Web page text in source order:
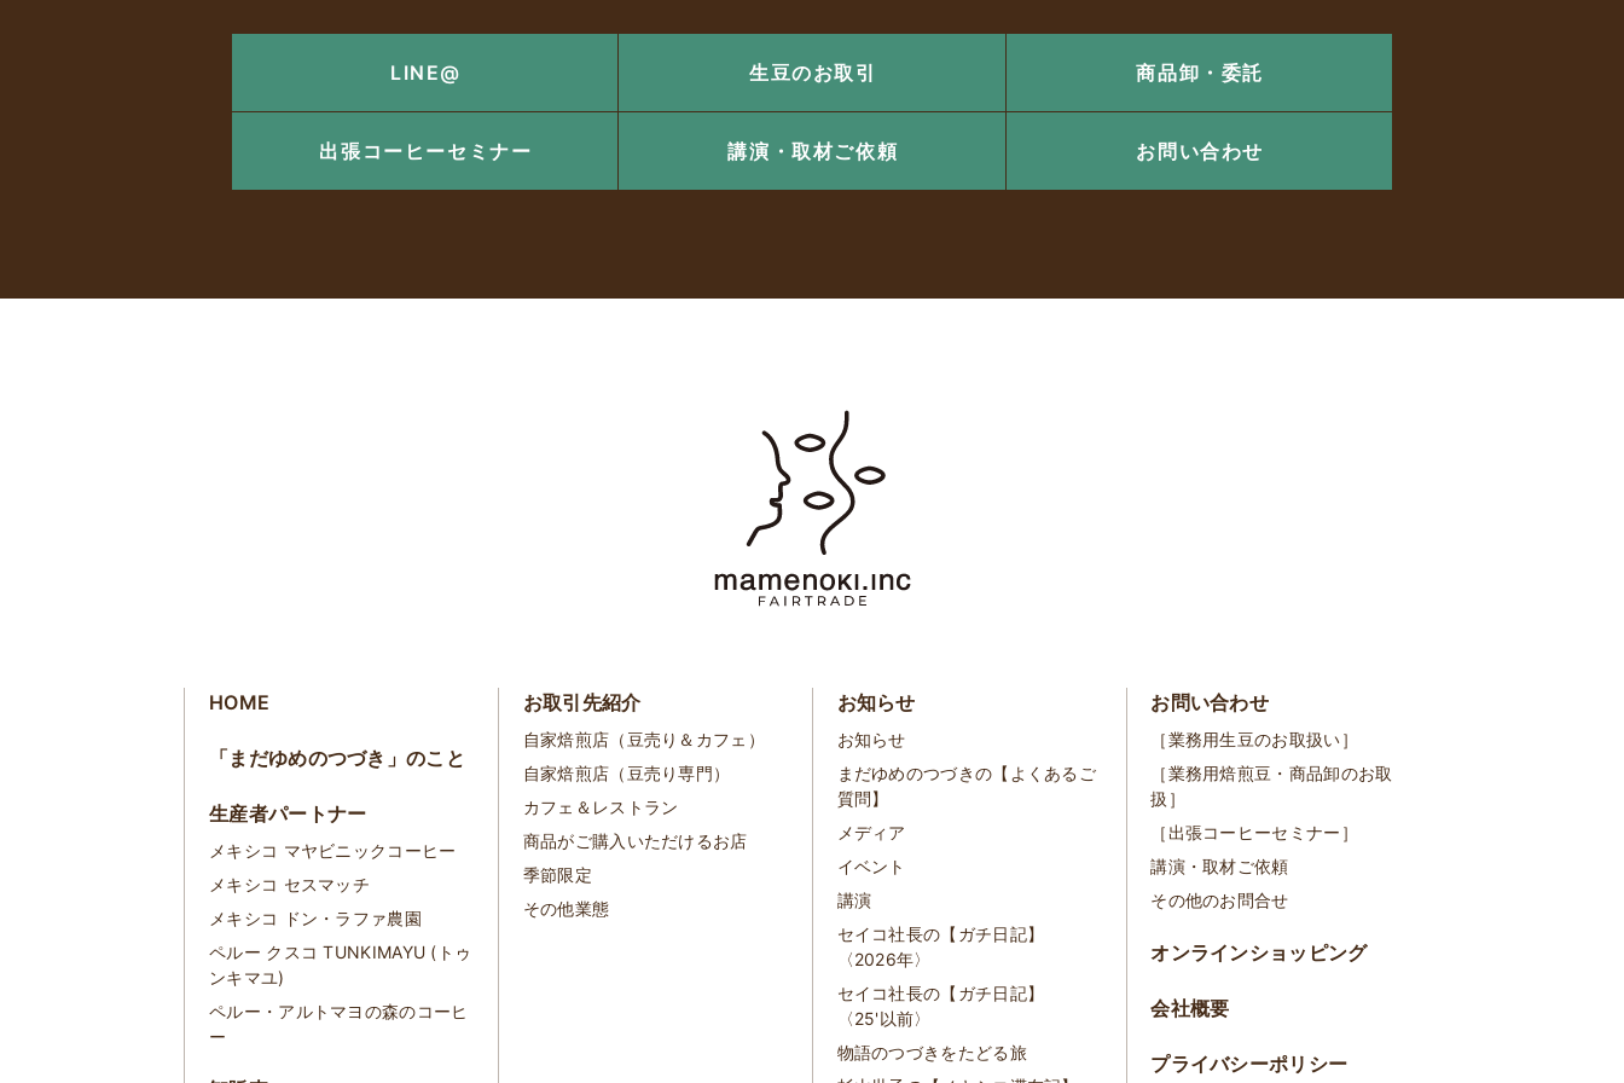
LINE@ 生豆のお取引 商品卸・委託
出張コーヒーセミナー 講演・取材ご依頼 お問い合わせ
HOME
「まだゆめのつづき」のこと
生産者パートナー
メキシコ マヤビニックコーヒー
メキシコ セスマッチ
メキシコ ドン・ラファ農園
ペルー クスコ TUNKIMAYU (トゥ
ンキマユ)
ペルー・アルトマヨの森のコーヒ
ー
お取引先紹介
自家焙煎店（豆売り＆カフェ）
自家焙煎店（豆売り専門）
カフェ＆レストラン
商品がご購入いただけるお店
季節限定
その他業態
お知らせ
お知らせ
まだゆめのつづきの【よくあるご
質問】
メディア
イベント
講演
セイコ社長の【ガチ日記】
〈2026年〉
セイコ社長の【ガチ日記】
〈25'以前〉
物語のつづきをたどる旅
お問い合わせ
［業務用生豆のお取扱い］
［業務用焙煎豆・商品卸のお取
扱］
［出張コーヒーセミナー］
講演・取材ご依頼
その他のお問合せ
オンラインショッピング
会社概要
プライバシーポリシー